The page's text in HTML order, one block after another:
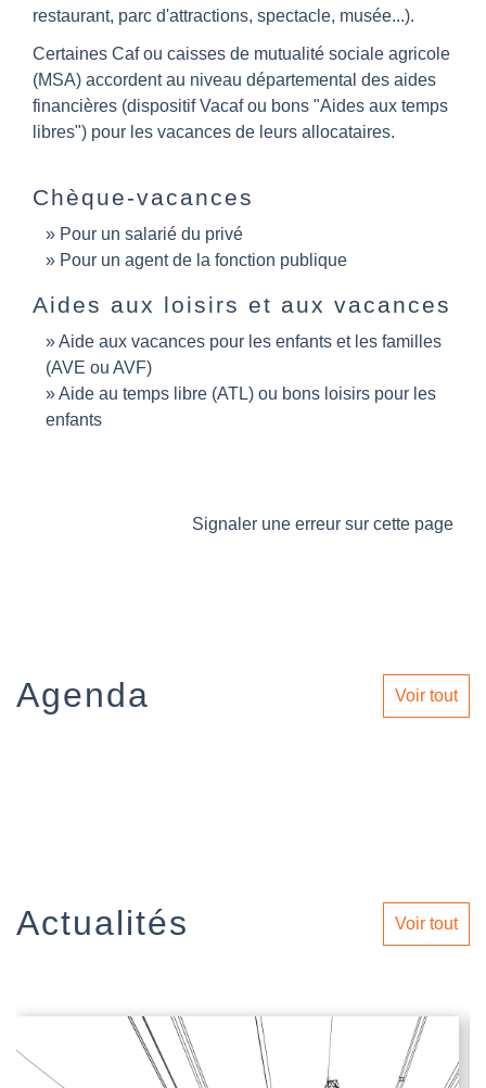
restaurant, parc d'attractions, spectacle, musée...).
Certaines Caf ou caisses de mutualité sociale agricole
(MSA) accordent au niveau départemental des aides
financières (dispositif Vacaf ou bons "Aides aux temps
libres") pour les vacances de leurs allocataires.
Chèque-vacances
Pour un salarié du privé
Pour un agent de la fonction publique
Aides aux loisirs et aux vacances
Aide aux vacances pour les enfants et les familles
(AVE ou AVF)
Aide au temps libre (ATL) ou bons loisirs pour les
enfants
Signaler une erreur sur cette page
Agenda Voir tout
Actualités Voir tout